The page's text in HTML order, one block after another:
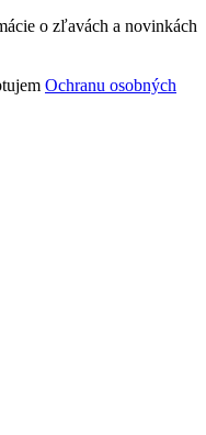
o zľavách a novinkách
Ochranu osobných